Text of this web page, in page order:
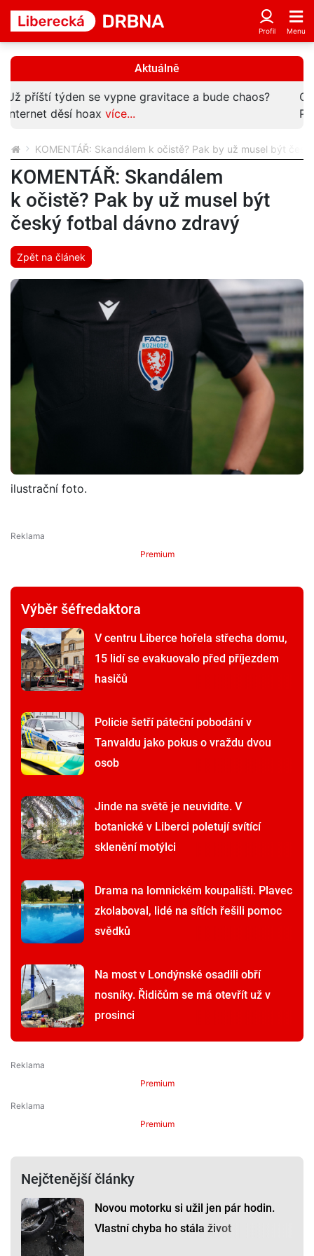
Aktuálně
Obří tubus propojí nemocnici s novou budovou.
Počítejte s omezením v areálu
KOMENTÁŘ: Skandálem k očistě? Pak by už musel být
KOMENTÁŘ: Skandálem
k očistě? Pak by už musel být
český fotbal dávno zdravý
Zpět na článek
ilustrační foto.
Premium
Výběr šéfredaktora
V centru Liberce hořela střecha domu,
15 lidí se evakuovalo před příjezdem
hasičů
Policie šetří páteční pobodání v
Tanvaldu jako pokus o vraždu dvou
osob
Jinde na světě je neuvidíte. V
botanické v Liberci poletují svítící
sklenění motýlci
Drama na lomnickém koupališti. Plavec
zkolaboval, lidé na sítích řešili pomoc
svědků
Na most v Londýnské osadili obří
nosníky. Řidičům se má otevřít už v
prosinci
Premium
Premium
Nejčtenější články
Novou motorku si užil jen pár hodin.
Vlastní chyba ho stála život